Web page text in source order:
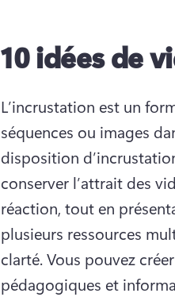
10 idées de
L’incrustation est un
séquences ou images
disposition
conserver l’attrait des
réaction, tout en
plusieurs ressources
clarté. Vous pouvez
pédagogiques et